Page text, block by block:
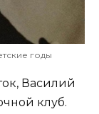
годы
Василий
клуб.